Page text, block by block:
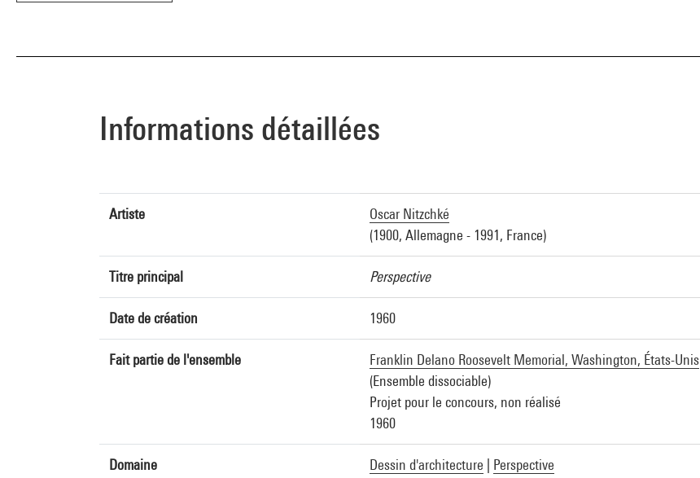
Informations détaillées
Artiste
Oscar Nitzchké
(1900, Allemagne - 1991, France)
Titre principal Perspective
Date de création 1960
Fait partie de l'ensemble
Franklin Delano Roosevelt Memorial, Washington, États-Unis
(Ensemble dissociable)
Projet pour le concours, non réalisé
1960
Domaine Dessin d'architecture Perspective